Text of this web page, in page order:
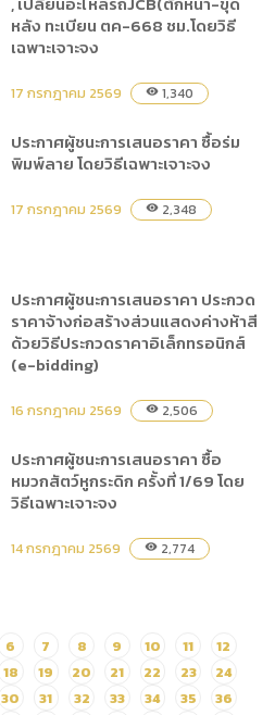
หลัง ทะเบียน ตค-668 ชม.โดยวิธี
เฉพาะเจาะจง
17 กรกฎาคม 2569 visibility 1,340
ประกาศผู้ชนะการเสนอราคา ซื้อร่ม
พิมพ์ลาย โดยวิธีเฉพาะเจาะจง
17 กรกฎาคม 2569 visibility 2,348
ประกาศผู้ชนะการเสนอราคา ประกวด
ราคาจ้างก่อสร้างส่วนแสดงค่างห้าสี
ด้วยวิธีประกวดราคาอิเล็กทรอนิกส์
(e-bidding)
16 กรกฎาคม 2569 visibility 2,506
ประกาศผู้ชนะการเสนอราคา ซื้อ
หมวกสัตว์หูกระดิก ครั้งที่ 1/69 โดย
วิธีเฉพาะเจาะจง
14 กรกฎาคม 2569 visibility 2,774
6 7 8 9 10 11
12
18 19 20 21 22 23
24
30 31 32 33 34 35
36